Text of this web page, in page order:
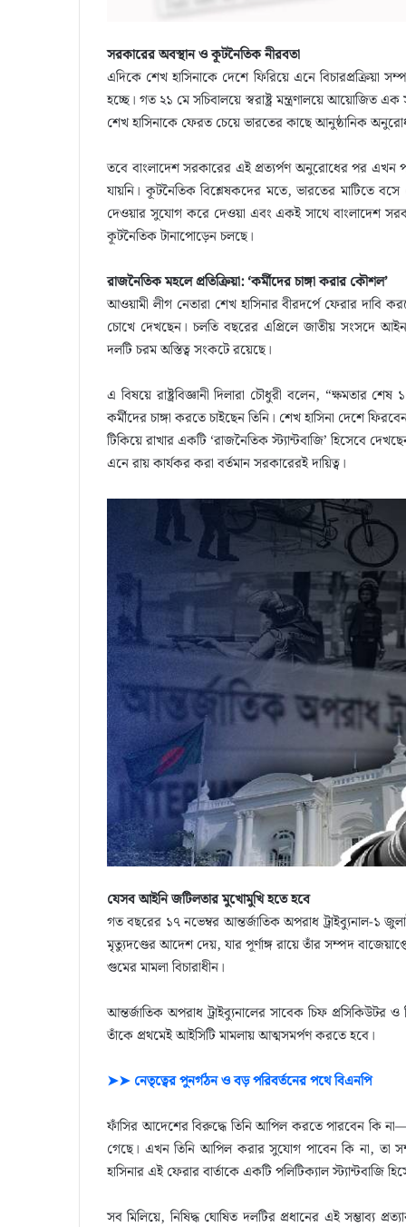
সরকারের অবস্থান ও কূটনৈতিক নীরবতা
এদিকে শেখ হাসিনাকে দেশে ফিরিয়ে এনে বিচারপ্রক্রিয়া
হচ্ছে। গত ২১ মে সচিবালয়ে স্বরাষ্ট্র মন্ত্রণালয়ে আয়োজিত এক
শেখ হাসিনাকে ফেরত চেয়ে ভারতের কাছে আনুষ্ঠানিক
তবে বাংলাদেশ সরকারের এই প্রত্যর্পণ অনুরোধের পর এখন
যায়নি। কূটনৈতিক বিশ্লেষকদের মতে, ভারতের মাটিতে
দেওয়ার সুযোগ করে দেওয়া এবং একই সাথে বাংলাদেশ
কূটনৈতিক টানাপোড়েন চলছে।
রাজনৈতিক মহলে প্রতিক্রিয়া: ‘কর্মীদের চাঙ্গা করার কৌশল’
আওয়ামী লীগ নেতারা শেখ হাসিনার বীরদর্পে ফেরার দাবি
চোখে দেখছেন। চলতি বছরের এপ্রিলে জাতীয় সংসদে
দলটি চরম অস্তিত্ব সংকটে রয়েছে।
এ বিষয়ে রাষ্ট্রবিজ্ঞানী দিলারা চৌধুরী বলেন,
কর্মীদের চাঙ্গা করতে চাইছেন তিনি। শেখ হাসিনা দেশে
টিকিয়ে রাখার একটি ‘রাজনৈতিক স্ট্যান্টবাজি’ হিসেবে
এনে রায় কার্যকর করা বর্তমান সরকারেরই দায়িত্ব।
যেসব আইনি জটিলতার মুখোমুখি হতে হবে
গত বছরের ১৭ নভেম্বর আন্তর্জাতিক অপরাধ ট্রাইব্যুনাল-১
মৃত্যুদণ্ডের আদেশ দেয়, যার পূর্ণাঙ্গ রায়ে তাঁর সম্পদ
গুমের মামলা বিচারাধীন।
আন্তর্জাতিক অপরাধ ট্রাইব্যুনালের সাবেক চিফ
তাঁকে প্রথমেই আইসিটি মামলায় আত্মসমর্পণ করতে হবে।
➤➤ নেতৃত্বের পুনর্গঠন ও বড় পরিবর্তনের পথে বিএনপি
ফাঁসির আদেশের বিরুদ্ধে তিনি আপিল করতে পারবেন কি
গেছে। এখন তিনি আপিল করার সুযোগ পাবেন কি না, তা
হাসিনার এই ফেরার বার্তাকে একটি পলিটিক্যাল স্ট্যান্টবাজি
সব মিলিয়ে, নিষিদ্ধ ঘোষিত দলটির প্রধানের এই সম্ভাব্য